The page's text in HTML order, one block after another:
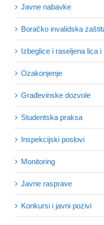
Javne nabavke
Boračko invalidska
Izbeglice i raseljena lica
Ozakonjenje
Građevinske dozvole
Studentska praksa
Inspekcijski poslovi
Monitoring
Javne rasprave
Konkursi i javni pozivi